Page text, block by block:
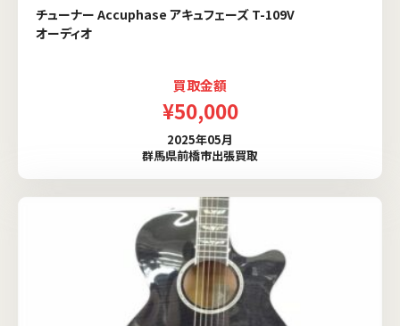
チューナー Accuphase アキュフェーズ T-109V
オーディオ
買取金額
¥50,000
2025年05月
群馬県前橋市出張買取